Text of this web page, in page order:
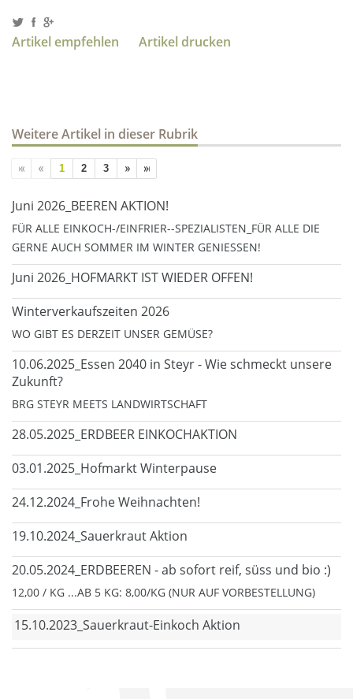
Artikel empfehlen Artikel drucken
Weitere Artikel in dieser Rubrik
1 2 3
Juni 2026_BEEREN AKTION!
FÜR ALLE EINKOCH-/EINFRIER--SPEZIALISTEN_FÜR ALLE DIE
GERNE AUCH SOMMER IM WINTER GENIESSEN!
Juni 2026_HOFMARKT IST WIEDER OFFEN!
Winterverkaufszeiten 2026
WO GIBT ES DERZEIT UNSER GEMÜSE?
10.06.2025_Essen 2040 in Steyr - Wie schmeckt unsere
Zukunft?
BRG STEYR MEETS LANDWIRTSCHAFT
28.05.2025_ERDBEER EINKOCHAKTION
03.01.2025_Hofmarkt Winterpause
24.12.2024_Frohe Weihnachten!
19.10.2024_Sauerkraut Aktion
20.05.2024_ERDBEEREN - ab sofort reif, süss und bio :)
12,00 / KG ...AB 5 KG: 8,00/KG (NUR AUF VORBESTELLUNG)
15.10.2023_Sauerkraut-Einkoch Aktion